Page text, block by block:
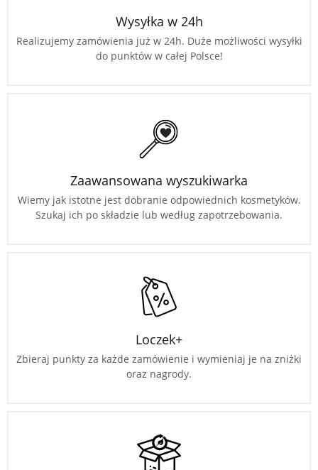
Wysyłka w 24h
Realizujemy zamówienia już w 24h. Duże możliwości wysyłki
do punktów w całej Polsce!
Zaawansowana wyszukiwarka
Wiemy jak istotne jest dobranie odpowiednich kosmetyków.
Szukaj ich po składzie lub według zapotrzebowania.
Loczek+
Zbieraj punkty za każde zamówienie i wymieniaj je na zniżki
oraz nagrody.